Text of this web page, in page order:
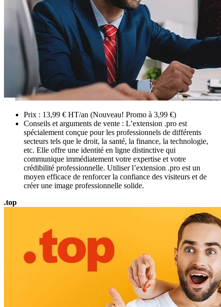
Prix : 13,99 € HT/an (Nouveau! Promo à 3,99 €)
Conseils et arguments de vente : L’extension .pro est
spécialement conçue pour les professionnels de différents
secteurs tels que le droit, la santé, la finance, la technologie,
etc. Elle offre une identité en ligne distinctive qui
communique immédiatement votre expertise et votre
crédibilité professionnelle. Utiliser l’extension .pro est un
moyen efficace de renforcer la confiance des visiteurs et de
créer une image professionnelle solide.
.top